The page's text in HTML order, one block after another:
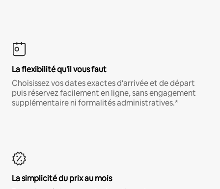
La flexibilité qu'il vous faut
Choisissez vos dates exactes d'arrivée et de départ
puis réservez facilement en ligne, sans engagement
supplémentaire ni formalités administratives.*
La simplicité du prix au mois